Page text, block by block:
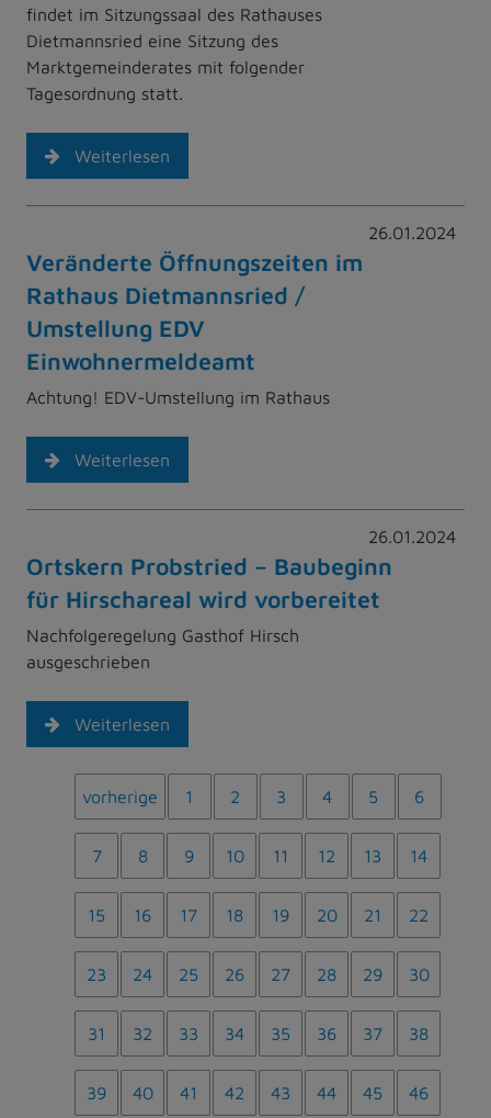
findet im Sitzungssaal des Rathauses
Dietmannsried eine Sitzung des
Marktgemeinderates mit folgender
Tagesordnung statt.
Weiterlesen
26.01.2024
Veränderte Öffnungszeiten im
Rathaus Dietmannsried /
Umstellung EDV
Einwohnermeldeamt
Achtung! EDV-Umstellung im Rathaus
Weiterlesen
26.01.2024
Ortskern Probstried – Baubeginn
für Hirschareal wird vorbereitet
Nachfolgeregelung Gasthof Hirsch
ausgeschrieben
Weiterlesen
vorherige 1 2 3 4 5 6
7 8 9 10 11 12 13 14
15 16 17 18 19 20 21 22
23 24 25 26 27 28 29 30
31 32 33 34 35 36 37 38
39 40 41 42 43 44 45 46